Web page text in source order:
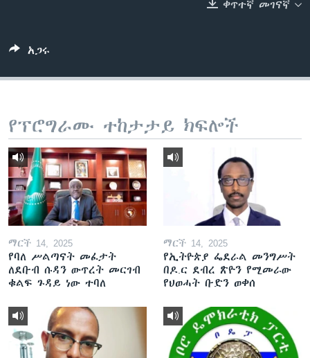
ቋንቋዎች
ቀጥተኛ መገናኛ
አጋሩ
የፕሮግራሙ ተከታታይ ክፍሎች
ማርች 14, 2025
የባለ ሥልጣናት መፈታት
ለደቡብ ሱዳን ውጥረት መርገብ
ቁልፍ ጉዳይ ነው ተባለ
ማርች 14, 2025
የኢትዮጵያ ፌደራል መንግሥት
በዶ.ር ደብረ ጽዮን የሚመራው
የህወሓት ቡድን ወቀሰ